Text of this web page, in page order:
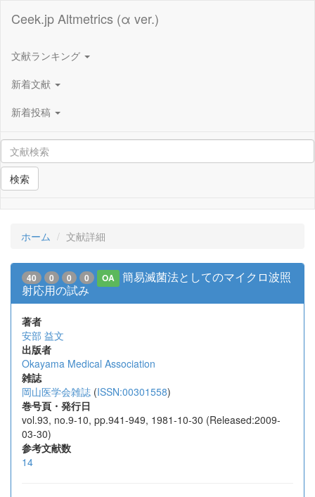
Ceek.jp Altmetrics (α ver.)
文献ランキング
新着文献
新着投稿
検索
ホーム 文献詳細
40 0 0 0 OA
簡易滅菌法としてのマイクロ波照
射応用の試み
著者
安部 益文
出版者
Okayama Medical Association
雑誌
岡山医学会雑誌 (ISSN:00301558)
巻号頁・発行日
vol.93, no.9-10, pp.941-949, 1981-10-30 (Released:2009-
03-30)
参考文献数
14